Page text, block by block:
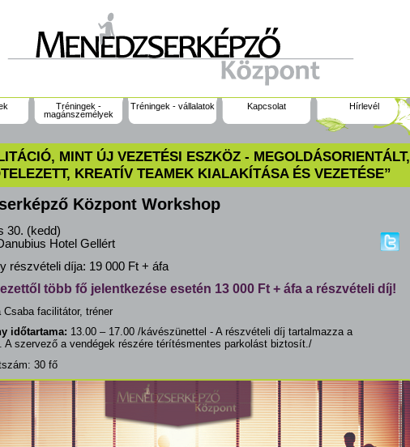
Tréningek -
magánszemélyek
Tréningek - vállalatok Kapcsolat Hírlevél
MINT ÚJ VEZETÉSI ESZKÖZ - MEGOLDÁSORIENTÁLT,
KREATÍV TEAMEK KIALAKÍTÁSA ÉS VEZETÉSE”
Központ Workshop
30. (kedd)
Hotel Gellért
részvételi díja: 19 000 Ft + áfa
több fő jelentkezése esetén 13 000 Ft + áfa a részvételi díj!
Csaba facilitátor, tréner
időtartama: 13.00 – 17.00 /kávészünettel - A részvételi díj tartalmazza a
A szervező a vendégek részére térítésmentes parkolást biztosít./
30 fő